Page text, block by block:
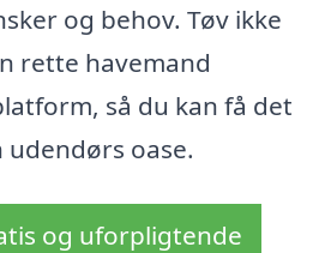
og behov. Tøv ikke
rette havemand
så du kan få det
oase.
og uforpligtende